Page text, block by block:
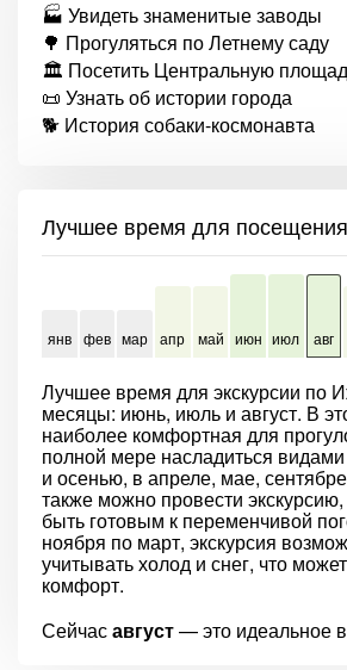
🏭 Увидеть знаменитые заводы
🌳 Прогуляться по Летнему саду
🏛 Посетить Центральную
📜 Узнать об истории города
🐕 История собаки-космонавта
Лучшее время для посещения
янв фев мар апр май июн июл авг
Лучшее время для экскурсии по
месяцы: июнь, июль и август. В
наиболее комфортная для
полной мере насладиться
и осенью, в апреле, мае,
также можно провести экскурсию,
быть готовым к переменчивой
ноября по март, экскурсия
учитывать холод и снег, что
комфорт.
Сейчасавгуст— это идеальное